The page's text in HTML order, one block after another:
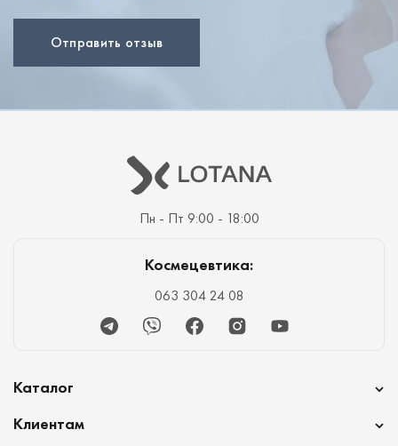
Отправить отзыв
Пн - Пт 9:00 - 18:00
Космецевтика:
063 304 24 08
TelegramViber FacebookInstagramYoutube
Каталог
Клиентам